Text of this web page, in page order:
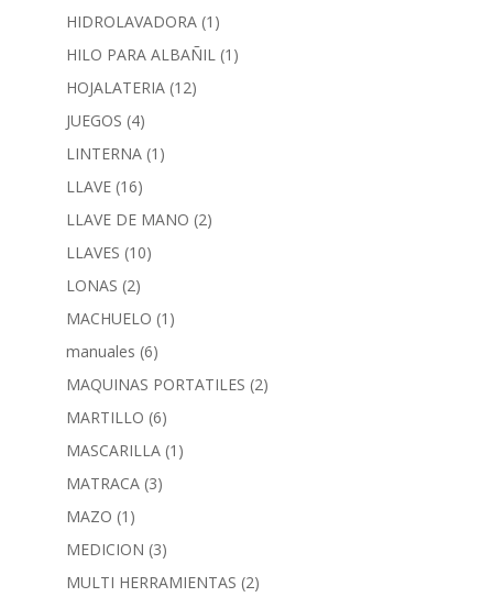
HIDROLAVADORA (1)
HILO PARA ALBAÑIL (1)
HOJALATERIA (12)
JUEGOS (4)
LINTERNA (1)
LLAVE (16)
LLAVE DE MANO (2)
LLAVES (10)
LONAS (2)
MACHUELO (1)
manuales (6)
MAQUINAS PORTATILES (2)
MARTILLO (6)
MASCARILLA (1)
MATRACA (3)
MAZO (1)
MEDICION (3)
MULTI HERRAMIENTAS (2)